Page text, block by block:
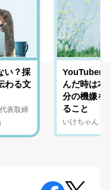
い？採
わる文
表取締
YouTuber
んだ時は
分の機嫌を
ること
いけちゃん（